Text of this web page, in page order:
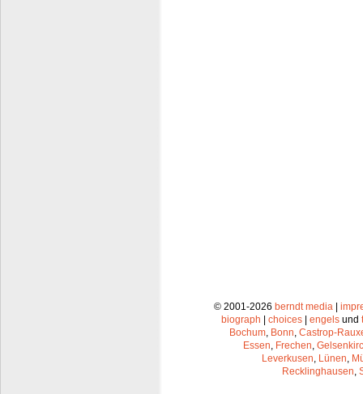
© 2001-2026 berndt media |
biograph | choices | engels und
Bochum Bonn Castrop-
Essen Frechen
Leverkusen Lünen
Recklinghausen